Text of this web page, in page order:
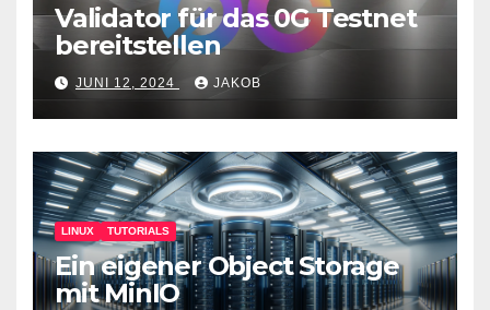
Validator für das 0G Testnet
bereitstellen
JUNI 12, 2024 JAKOB
LINUX TUTORIALS
Ein eigener Object Storage
mit MinIO